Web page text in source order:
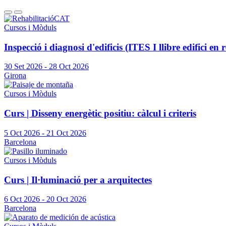
Cursos i Mòduls
Inspecció i diagnosi d'edificis (ITES I llibre edifici en
30 Set 2026 - 28 Oct 2026
Girona
Cursos i Mòduls
Curs | Disseny energètic positiu: càlcul i criteris
5 Oct 2026 - 21 Oct 2026
Barcelona
Cursos i Mòduls
Curs | Il·luminació per a arquitectes
6 Oct 2026 - 20 Oct 2026
Barcelona